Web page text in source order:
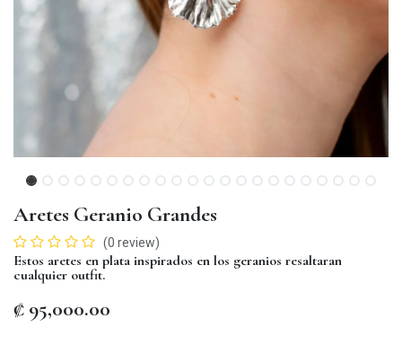
Aretes Geranio Grandes
(0 review)
Estos aretes en plata inspirados en los geranios resaltaran
cualquier outfit.
₡ 95,000.00